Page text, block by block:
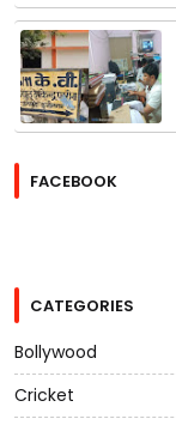
FACEBOOK
CATEGORIES
Bollywood
Cricket